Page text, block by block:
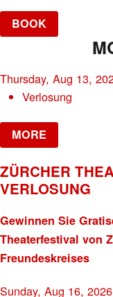
BOOK
Thursday, Aug 13,
Verlosung
MORE
ZÜRCHER
VERLOSUNG
Gewinnen Sie
Theaterfestival von
Freundeskreises
Sunday, Aug 16, 2026